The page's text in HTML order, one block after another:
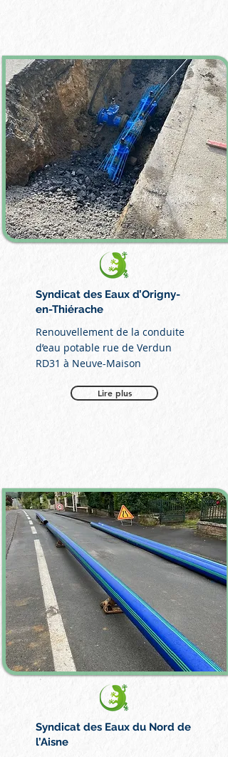
Syndicat des Eaux d’Origny-
en-Thiérache
Renouvellement de la conduite
d’eau potable rue de Verdun
RD31 à Neuve-Maison
Lire plus
Syndicat des Eaux du Nord de
l’Aisne